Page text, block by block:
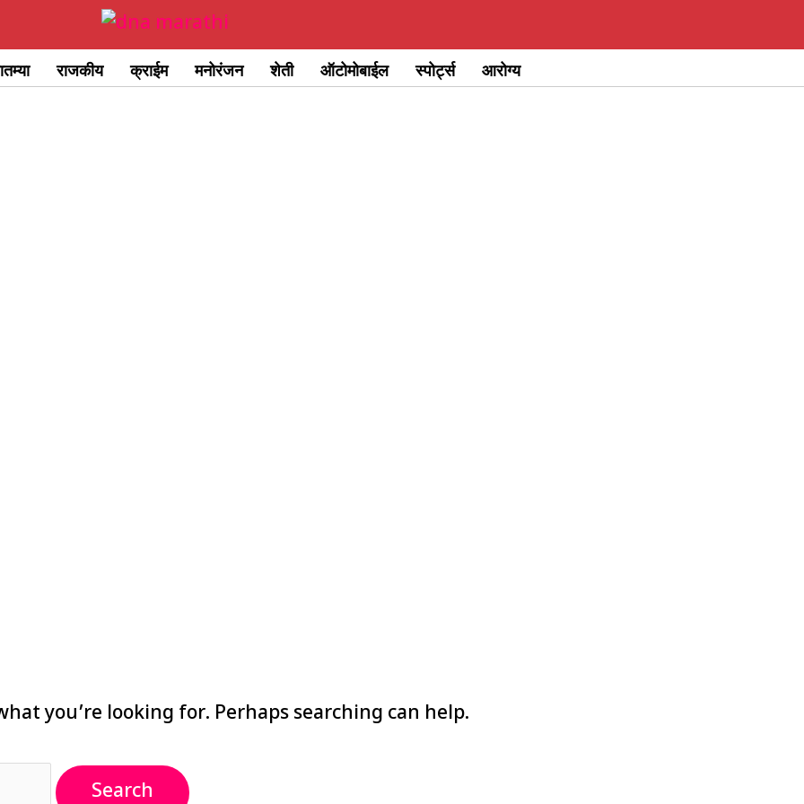
राजकीय क्राईम मनोरंजन शेती ऑटोमोबाईल स्पोर्ट्स आरोग्य
you’re looking for. Perhaps searching can help.